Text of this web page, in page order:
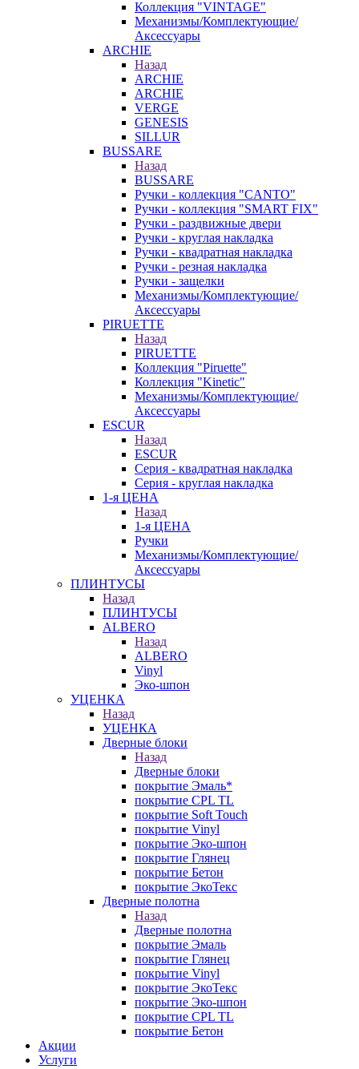
Коллекция "VINTAGE"
Механизмы/Комплектующие/
Аксессуары
ARCHIE
Назад
ARCHIE
ARCHIE
VERGE
GENESIS
SILLUR
BUSSARE
Назад
BUSSARE
Ручки - коллекция "CANTO"
Ручки - коллекция "SMART FIX"
Ручки - раздвижные двери
Ручки - круглая накладка
Ручки - квадратная накладка
Ручки - резная накладка
Ручки - защелки
Механизмы/Комплектующие/
Аксессуары
PIRUETTE
Назад
PIRUETTE
Коллекция "Piruette"
Коллекция "Kinetic"
Механизмы/Комплектующие/
Аксессуары
ESCUR
Назад
ESCUR
Серия - квадратная накладка
Серия - круглая накладка
1-я ЦЕНА
Назад
1-я ЦЕНА
Ручки
Механизмы/Комплектующие/
Аксессуары
ПЛИНТУСЫ
Назад
ПЛИНТУСЫ
ALBERO
Назад
ALBERO
Vinyl
Эко-шпон
УЦЕНКА
Назад
УЦЕНКА
Дверные блоки
Назад
Дверные блоки
покрытие Эмаль*
покрытие CPL TL
покрытие Soft Touch
покрытие Vinyl
покрытие Эко-шпон
покрытие Глянец
покрытие Бетон
покрытие ЭкоТекс
Дверные полотна
Назад
Дверные полотна
покрытие Эмаль
покрытие Глянец
покрытие Vinyl
покрытие ЭкоТекс
покрытие Эко-шпон
покрытие CPL TL
покрытие Бетон
Акции
Услуги